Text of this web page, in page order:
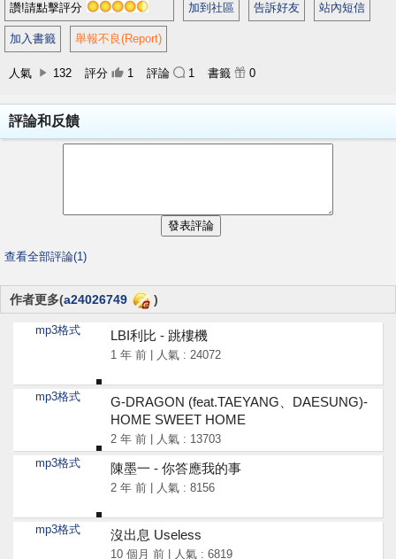
讚!請點擊評分 加到社區 告訴好友 站內短信
加入書籤 舉報不良(Report)
人氣 132 評分 1 評論 1 書籤 0
評論和反饋
查看全部評論(1)
作者更多(a24026749 )
mp3格式 LBI利比 - 跳樓機
1 年 前 | 人氣 : 24072
mp3格式
G-DRAGON (feat.TAEYANG、DAESUNG)-
HOME SWEET HOME
2 年 前 | 人氣 : 13703
mp3格式
陳墨一 - 你答應我的事
2 年 前 | 人氣 : 8156
mp3格式 沒出息 Useless
10 個月 前 | 人氣 : 6819